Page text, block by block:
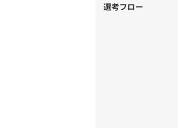
選考フロー